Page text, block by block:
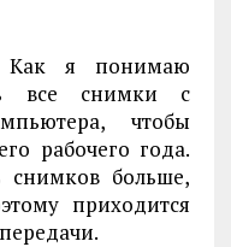
Как я понимаю
все снимки с
чтобы
рабочего года.
снимков больше,
приходится